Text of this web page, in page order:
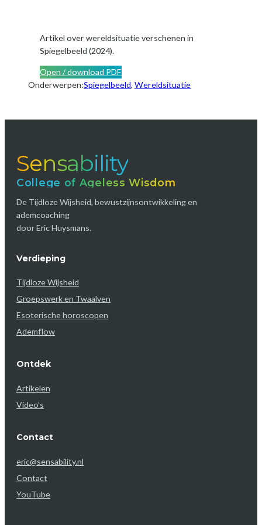
Artikel over wereldsituatie verschenen in
Spiegelbeeld (2024).
Open / download PDF
Onderwerpen:Spiegelbeeld, Wereldsituatie
Sensability
College of Ageless Wisdom
De Tijdloze Wijsheid, bewustzijnsontwikkeling en
ademcoaching
door Eric Huysmans.
Verdieping
Tijdloze Wijsheid
Groepswerk en Twaalven
Esoterische horoscopen
Ademflow
Ontdek
Artikelen
Video’s
Contact
eric@sensability.nl
Contact
YouTube